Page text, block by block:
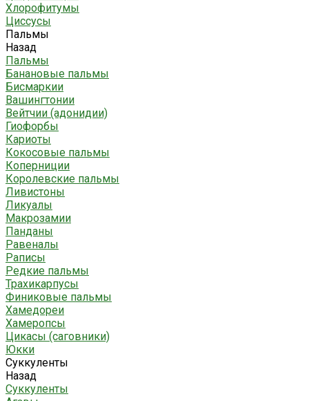
Хлорофитумы
Циссусы
Пальмы
Назад
Пальмы
Банановые пальмы
Бисмаркии
Вашингтонии
Вейтчии (адонидии)
Гиофорбы
Кариоты
Кокосовые пальмы
Коперниции
Королевские пальмы
Ливистоны
Ликуалы
Макрозамии
Панданы
Равеналы
Раписы
Редкие пальмы
Трахикарпусы
Финиковые пальмы
Хамедореи
Хамеропсы
Цикасы (саговники)
Юкки
Суккуленты
Назад
Суккуленты